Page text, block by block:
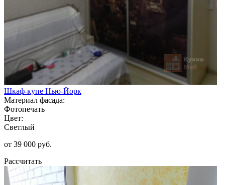
Шкаф-купе Нью-Йорк
Материал фасада:
Фотопечать
Цвет:
Светлый
от 39 000 руб.
Рассчитать